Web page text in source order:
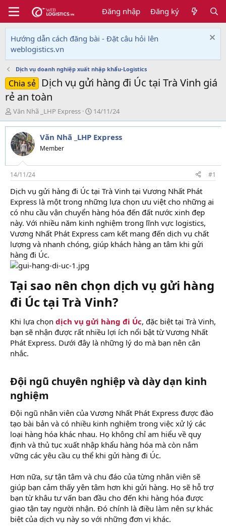
Đăng nhập Đăng ký
Hướng dẫn cách đăng bài - Đặt câu hỏi lên
weblogistics.vn
Dịch vụ doanh nghiệp xuất nhập khẩu-Logistics
Chia sẻ
Dịch vụ gửi hàng đi Úc tại Trà Vinh giá
rẻ an toàn
T
h
r
e
a
d
s
t
a
r
t
e
r
Văn Nhã _LHP Express
N
g
à
y
i
14/11/24
Văn Nhã _LHP Express
Member
14/11/24 #1
Dịch vụ gửi hàng đi Úc tại Trà Vinh tại Vương Nhất Phát
Express là một trong những lựa chọn ưu việt cho những ai
có nhu cầu vận chuyển hàng hóa đến đất nước xinh đẹp
này. Với nhiều năm kinh nghiệm trong lĩnh vực logistics,
Vương Nhất Phát Express cam kết mang đến dịch vụ chất
lượng và nhanh chóng, giúp khách hàng an tâm khi gửi
hàng đi Úc.
Tại sao nên chọn dịch vụ gửi hàng
đi Úc tại Trà Vinh?​
Khi lựa chọn dịch vụ gửi hàng đi Úc, đặc biệt tại Trà Vinh,
bạn sẽ nhận được rất nhiều lợi ích nổi bật từ Vương Nhất
Phát Express. Dưới đây là những lý do mà bạn nên cân
nhắc.
Đội ngũ chuyên nghiệp và dày dạn kinh
nghiệm​
Đội ngũ nhân viên của Vương Nhất Phát Express được đào
tạo bài bản và có nhiều kinh nghiệm trong việc xử lý các
loại hàng hóa khác nhau. Họ không chỉ am hiểu về quy
định và thủ tục xuất nhập khẩu hàng hóa mà còn nắm
vững các yêu cầu cụ thể khi gửi hàng đi Úc.
Hơn nữa, sự tận tâm và chu đáo của từng nhân viên sẽ
giúp bạn cảm thấy yên tâm hơn khi gửi hàng. Họ sẽ hỗ trợ
bạn từ khâu tư vấn ban đầu cho đến khi hàng hóa được
giao tận tay người nhận. Đó chính là điều làm nên sự khác
biệt của dịch vụ này so với những đơn vị khác.